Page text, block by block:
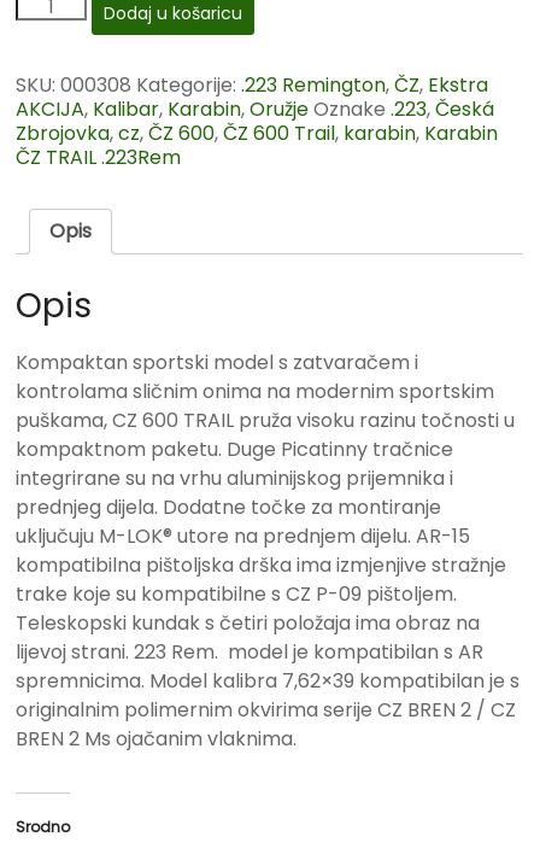
Dodaj u košaricu
SKU:000308 Kategorije:.223 Remington,ČZ, Ekstra
AKCIJA, Kalibar, Karabin,OružjeOznake.223,Česká
Zbrojovka,cz,ČZ 600,ČZ 600 Trail, karabin, Karabin
ČZ TRAIL .223Rem
Opis
Opis
Kompaktan sportski model s zatvaračem i
kontrolama sličnim onima na modernim sportskim
puškama, CZ 600 TRAIL pruža visoku razinu točnosti u
kompaktnom paketu. Duge Picatinny tračnice
integrirane su na vrhu aluminijskog prijemnika i
prednjeg dijela. Dodatne točke za montiranje
uključuju M-LOK® utore na prednjem dijelu. AR-15
kompatibilna pištoljska drška ima izmjenjive stražnje
trake koje su kompatibilne s CZ P-09 pištoljem.
Teleskopski kundak s četiri položaja ima obraz na
lijevoj strani. 223 Rem. model je kompatibilan s AR
spremnicima. Model kalibra 7,62×39 kompatibilan je s
originalnim polimernim okvirima serije CZ BREN 2 / CZ
BREN 2 Ms ojačanim vlaknima.
Srodno